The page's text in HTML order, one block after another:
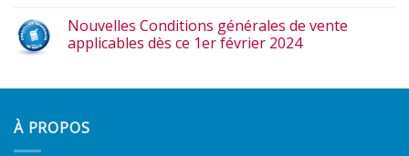
Nouvelles Conditions générales de vente
applicables dès ce 1er février 2024
À PROPOS